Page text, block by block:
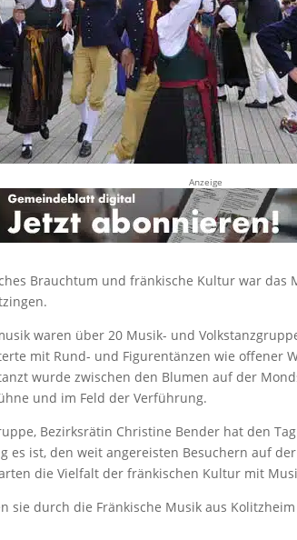
Anzeige
Brauchtum und fränkische Kultur war das
waren über 20 Musik- und
mit Rund- und Figurentänzen wie offener
wurde zwischen den Blumen auf der
und im Feld der Verführung.
Bezirksrätin Christine Bender hat den
es ist, den weit angereisten Besuchern auf
die Vielfalt der fränkischen Kultur mit
sie durch die Fränkische Musik aus